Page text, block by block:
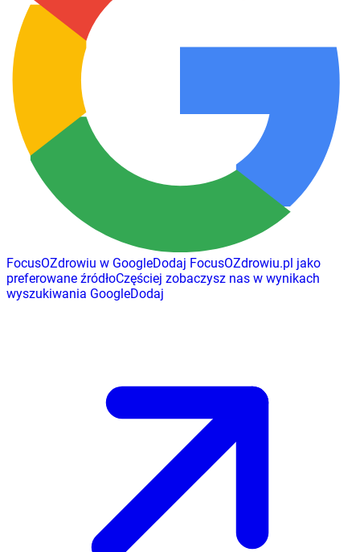
FocusOZdrowiu w GoogleDodaj FocusOZdrowiu.pl jako
preferowane źródłoCzęściej zobaczysz nas w wynikach
wyszukiwania GoogleDodaj